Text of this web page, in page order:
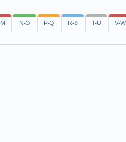
N-O P-Q R-S T-U V-W